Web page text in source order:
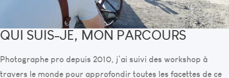
QUI SUIS-JE, MON PARCOURS
Photographe pro depuis 2010, j’ai suivi des workshop à
travers le monde pour approfondir toutes les facettes de ce